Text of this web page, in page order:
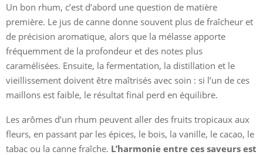
Un bon rhum, c’est d’abord une question de matière
première. Le jus de canne donne souvent plus de fraîcheur et
de précision aromatique, alors que la mélasse apporte
fréquemment de la profondeur et des notes plus
caramélisées. Ensuite, la fermentation, la distillation et le
vieillissement doivent être maîtrisés avec soin : si l’un de ces
maillons est faible, le résultat final perd en équilibre.
Les arômes d’un rhum peuvent aller des fruits tropicaux aux
fleurs, en passant par les épices, le bois, la vanille, le cacao, le
tabac ou la canne fraîche. L’harmonie entre ces saveurs est